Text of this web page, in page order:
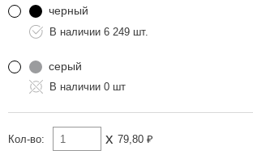
черный
6 249 шт.
серый
0 шт
Кол-во: x 79,80 ₽